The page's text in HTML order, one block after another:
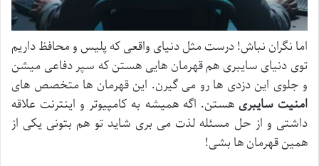
اما نگران نباش! درست مثل دنیای واقعی که پلیس و محافظ داریم
توی دنیای سایبری هم قهرمان هایی هستن که سپر دفاعی میشن
و جلوی این دزدی ها رو می گیرن. این قهرمان ها متخصص های
امنیت سایبری هستن. اگه همیشه به کامپیوتر و اینترنت علاقه
داشتی و از حل مسئله لذت می بری شاید تو هم بتونی یکی از
همین قهرمان ها بشی!